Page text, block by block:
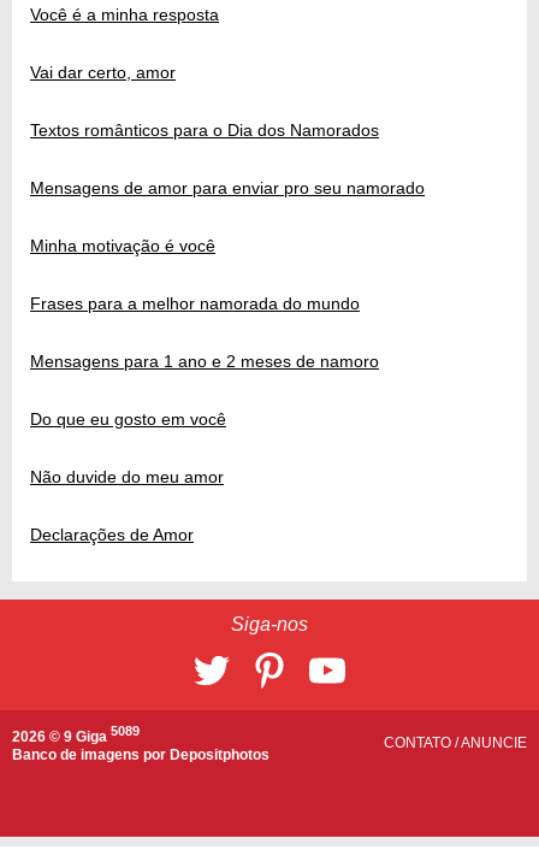
Você é a minha resposta
Vai dar certo, amor
Textos românticos para o Dia dos Namorados
Mensagens de amor para enviar pro seu namorado
Minha motivação é você
Frases para a melhor namorada do mundo
Mensagens para 1 ano e 2 meses de namoro
Do que eu gosto em você
Não duvide do meu amor
Declarações de Amor
Siga-nos
2026 © 9 Giga 5089
Banco de imagens por Depositphotos
CONTATO /ANUNCIE